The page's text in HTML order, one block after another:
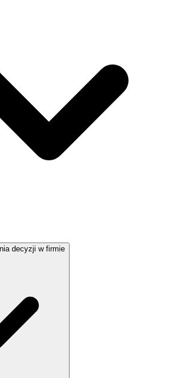
decyzji w firmie